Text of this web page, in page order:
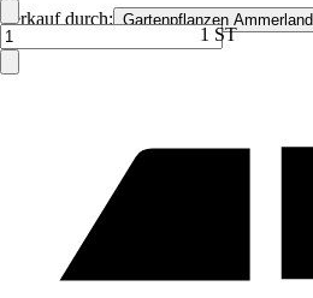
Verkauf durch: Gartenpflanzen Ammerland
1 ST